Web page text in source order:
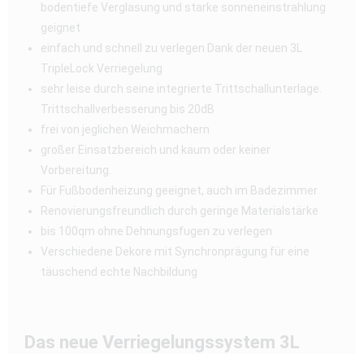
bodentiefe Verglasung und starke sonneneinstrahlung
geignet
einfach und schnell zu verlegen Dank der neuen 3L
TripleLock Verriegelung
sehr leise durch seine integrierte Trittschallunterlage.
Trittschallverbesserung bis 20dB
frei von jeglichen Weichmachern
großer Einsatzbereich und kaum oder keiner
Vorbereitung.
Für Fußbodenheizung geeignet, auch im Badezimmer
Renovierungsfreundlich durch geringe Materialstärke
bis 100qm ohne Dehnungsfugen zu verlegen
Verschiedene Dekore mit Synchronprägung für eine
täuschend echte Nachbildung
Das neue Verriegelungssystem 3L